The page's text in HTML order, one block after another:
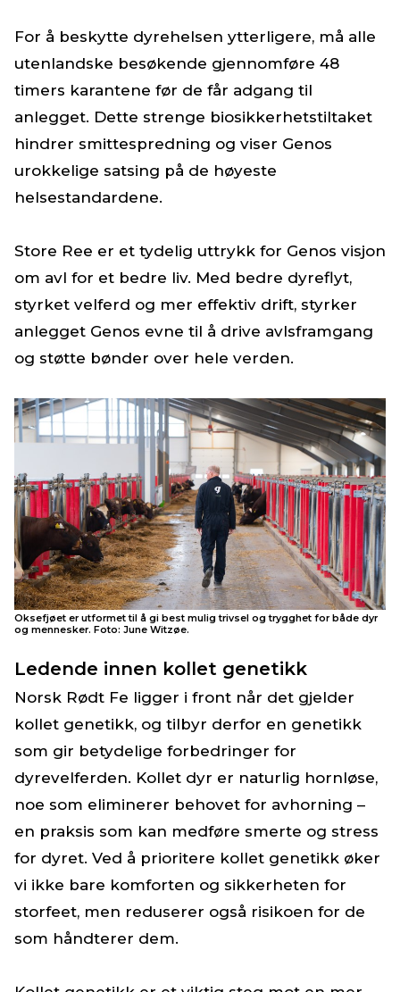
For å beskytte dyrehelsen ytterligere, må alle
utenlandske besøkende gjennomføre 48
timers karantene før de får adgang til
anlegget. Dette strenge biosikkerhetstiltaket
hindrer smittespredning og viser Genos
urokkelige satsing på de høyeste
helsestandardene.
Store Ree er et tydelig uttrykk for Genos visjon
om avl for et bedre liv. Med bedre dyreflyt,
styrket velferd og mer effektiv drift, styrker
anlegget Genos evne til å drive avlsframgang
og støtte bønder over hele verden.
Oksefjøet er utformet til å gi best mulig trivsel og trygghet for både dyr
og mennesker. Foto: June Witzøe.
Ledende innen kollet genetikk
Norsk Rødt Fe ligger i front når det gjelder
kollet genetikk, og tilbyr derfor en genetikk
som gir betydelige forbedringer for
dyrevelferden. Kollet dyr er naturlig hornløse,
noe som eliminerer behovet for avhorning –
en praksis som kan medføre smerte og stress
for dyret. Ved å prioritere kollet genetikk øker
vi ikke bare komforten og sikkerheten for
storfeet, men reduserer også risikoen for de
som håndterer dem.